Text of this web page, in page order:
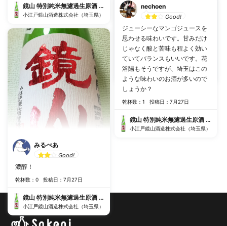
ることにしました。 開封する
と、かなりいい香り！娘に嗅が
せたらいちごかぶどうの様と言
われ、なるほど～と思いまし
た。味もフルーティ。くどき上
手や一白水成にチカイ、桃系統
の味を感じました。酒屋さん曰
く、鏡山の通常酒はもっとどっ
しり系とか。まぁスペックが生
ーティ系なんでしょう。 氷を入
れてロックでもなかなかいけま
す。こういう旨い酒に出会える
乾杯数：10 投稿日：4月16日
鏡山 特別純米無濾過生原酒 雄町
小江戸鏡山酒造株式会社（埼玉県）
鏡山 特別純米無濾過生原酒 雄町
小江戸鏡山酒造株式会社（埼玉県）
nechoen
Good!
ジューシーなマンゴジュースを
思わせる味わいです。甘みだけ
じゃなく酸と苦味も程よく効い
ていてバランスもいいです。花
浴陽もそうですが、埼玉はこの
ような味わいのお酒が多いので
しょうか？
乾杯数：1 投稿日：7月27日
鏡山 特別純米無濾過生原酒 雄町
小江戸鏡山酒造株式会社（埼玉県）
みるべあ
Good!
濃醇！
乾杯数：0 投稿日：7月27日
鏡山 特別純米無濾過生原酒 雄町
小江戸鏡山酒造株式会社（埼玉県）